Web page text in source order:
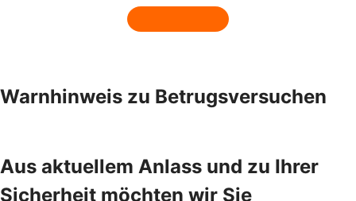
Warnhinweis zu Betrugsversuchen
Aus aktuellem Anlass und zu Ihrer
Sicherheit möchten wir Sie